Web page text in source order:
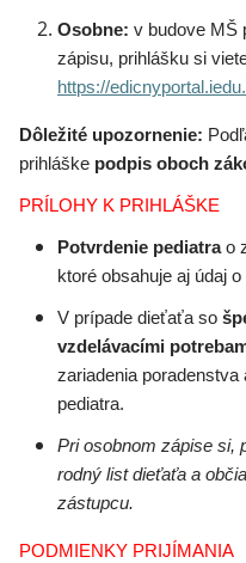
Osobne: v budove MŠ
zápisu, prihlášku si
https://
Dôležité upozornenie:
prihláške podpis oboch
PRÍLOHY K PRIHLÁŠKE
Potvrdenie pediatrao
ktoré obsahuje aj údaj o
V prípade dieťaťa so
vzdelávacími
zariadenia poradenstva
pediatra.
Pri osobnom zápise si,
rodný list dieťaťa a
zástupcu.
PODMIENKY PRIJÍMANIA